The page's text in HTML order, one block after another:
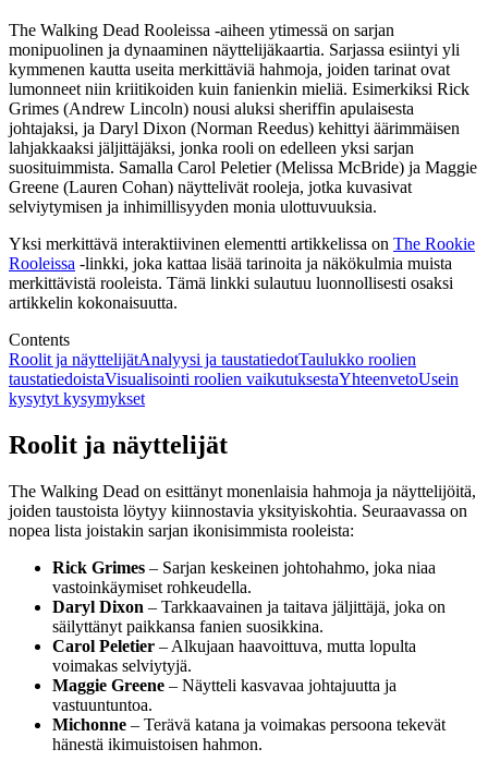
The Walking Dead Rooleissa -aiheen ytimessä on sarjan
monipuolinen ja dynaaminen näyttelijäkaartia. Sarjassa esiintyi yli
kymmenen kautta useita merkittäviä hahmoja, joiden tarinat ovat
lumonneet niin kriitikoiden kuin fanienkin mieliä. Esimerkiksi Rick
Grimes (Andrew Lincoln) nousi aluksi sheriffin apulaisesta
johtajaksi, ja Daryl Dixon (Norman Reedus) kehittyi äärimmäisen
lahjakkaaksi jäljittäjäksi, jonka rooli on edelleen yksi sarjan
suosituimmista. Samalla Carol Peletier (Melissa McBride) ja Maggie
Greene (Lauren Cohan) näyttelivät rooleja, jotka kuvasivat
selviytymisen ja inhimillisyyden monia ulottuvuuksia.
Yksi merkittävä interaktiivinen elementti artikkelissa on The Rookie
Rooleissa -linkki, joka kattaa lisää tarinoita ja näkökulmia muista
merkittävistä rooleista. Tämä linkki sulautuu luonnollisesti osaksi
artikkelin kokonaisuutta.
Contents
Roolit ja näyttelijätAnalyysi ja taustatiedotTaulukko roolien
taustatiedoistaVisualisointi roolien vaikutuksestaYhteenvetoUsein
kysytyt kysymykset
Roolit ja näyttelijät
The Walking Dead on esittänyt monenlaisia hahmoja ja näyttelijöitä,
joiden taustoista löytyy kiinnostavia yksityiskohtia. Seuraavassa on
nopea lista joistakin sarjan ikonisimmista rooleista:
Rick Grimes – Sarjan keskeinen johtohahmo, joka niaa
vastoinkäymiset rohkeudella.
Daryl Dixon – Tarkkaavainen ja taitava jäljittäjä, joka on
säilyttänyt paikkansa fanien suosikkina.
Carol Peletier – Alkujaan haavoittuva, mutta lopulta
voimakas selviytyjä.
Maggie Greene – Näytteli kasvavaa johtajuutta ja
vastuuntuntoa.
Michonne – Terävä katana ja voimakas persoona tekevät
hänestä ikimuistoisen hahmon.